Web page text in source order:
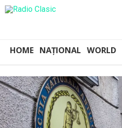
HOME NAȚIONAL WORLD